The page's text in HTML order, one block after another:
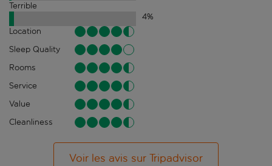
Terrible
4%
Location
Sleep Quality
Rooms
Service
Value
Cleanliness
Voir les avis sur Tripadvisor